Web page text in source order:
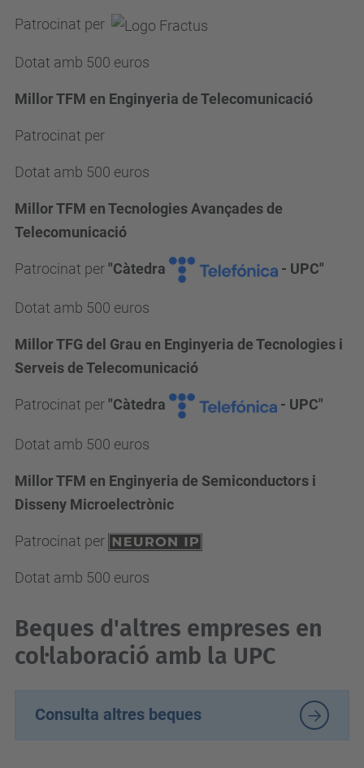
Patrocinat per
Dotat amb 500 euros
Millor TFM en Enginyeria de Telecomunicació
Patrocinat per
Dotat amb 500 euros
Millor TFM en Tecnologies Avançades de
Telecomunicació
Patrocinat per"Càtedra - UPC"
Dotat amb 500 euros
Millor TFG del Grau en Enginyeria de Tecnologies i
Serveis de Telecomunicació
Patrocinat per"Càtedra - UPC"
Dotat amb 500 euros
Millor TFM en Enginyeria de Semiconductors i
Disseny Microelectrònic
Patrocinat per
Dotat amb 500 euros
Beques d'altres empreses en
col·laboració amb la UPC
Consulta altres beques